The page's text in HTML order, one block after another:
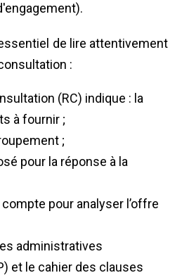
de lire attentivement
:
(RC) indique : la
à fournir ;
;
pour la réponse à la
pour analyser l’offre
administratives
et le cahier des clauses